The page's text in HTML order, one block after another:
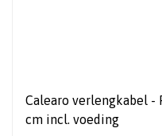
Calearo verlengkabel - Fakra Z (f) > Fakra Z (f) - 500
cm incl. voeding